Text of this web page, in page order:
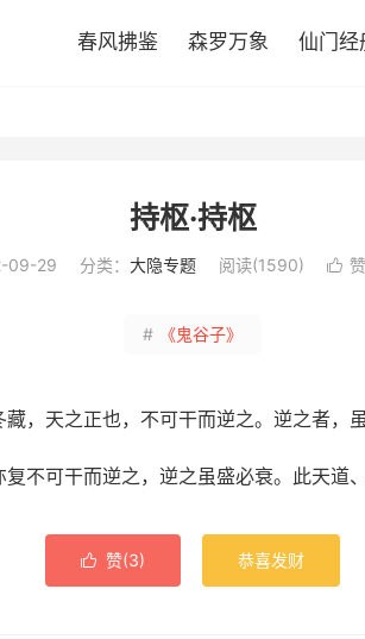
春风拂鉴 森罗万象 仙门经
持枢·持枢
09-29 分类： 大隐专题 阅读(1590) 
# 《鬼谷子》
，天之正也，不可干而逆之。逆之者，虽
不可干而逆之，逆之虽盛必衰。此天道
 赞(3) 恭喜发财